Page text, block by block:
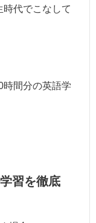
代でこなして
時間分の英語学
習を徹底